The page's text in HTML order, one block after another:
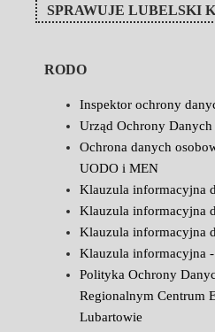
SPRAWUJE LUBELSKI
RODO
Inspektor ochrony
Urząd Ochrony
Ochrona danych
UODO i MEN
Klauzula informacyjna
Klauzula informacyjna
Klauzula informacyjna
Klauzula informacyjna
Polityka Ochrony
Regionalnym Centrum
Lubartowie